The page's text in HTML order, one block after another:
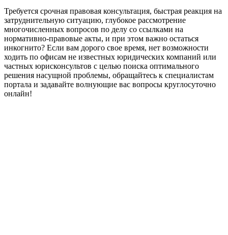
Требуется срочная правовая консультация, быстрая реакция на
затруднительную ситуацию, глубокое рассмотрение
многочисленных вопросов по делу со ссылками на
нормативно-правовые акты, и при этом важно остаться
инкогнито? Если вам дорого свое время, нет возможности
ходить по офисам не известных юридических компаний или
частных юрисконсультов с целью поиска оптимального
решения насущной проблемы, обращайтесь к специалистам
портала и задавайте волнующие вас вопросы круглосуточно
онлайн!